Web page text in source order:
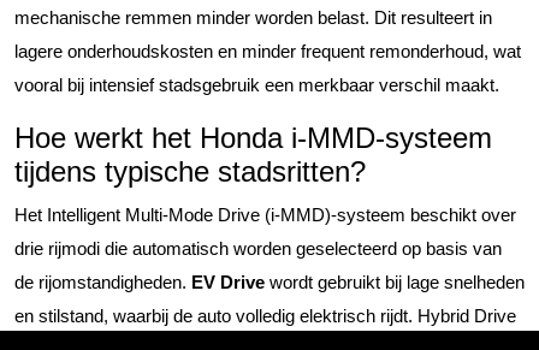
mechanische remmen minder worden belast. Dit resulteert in
lagere onderhoudskosten en minder frequent remonderhoud, wat
vooral bij intensief stadsgebruik een merkbaar verschil maakt.
Hoe werkt het Honda i-MMD-systeem
tijdens typische stadsritten?
Het Intelligent Multi-Mode Drive (i-MMD)-systeem beschikt over
drie rijmodi die automatisch worden geselecteerd op basis van
de rijomstandigheden. EV Drive wordt gebruikt bij lage snelheden
en stilstand, waarbij de auto volledig elektrisch rijdt. Hybrid Drive